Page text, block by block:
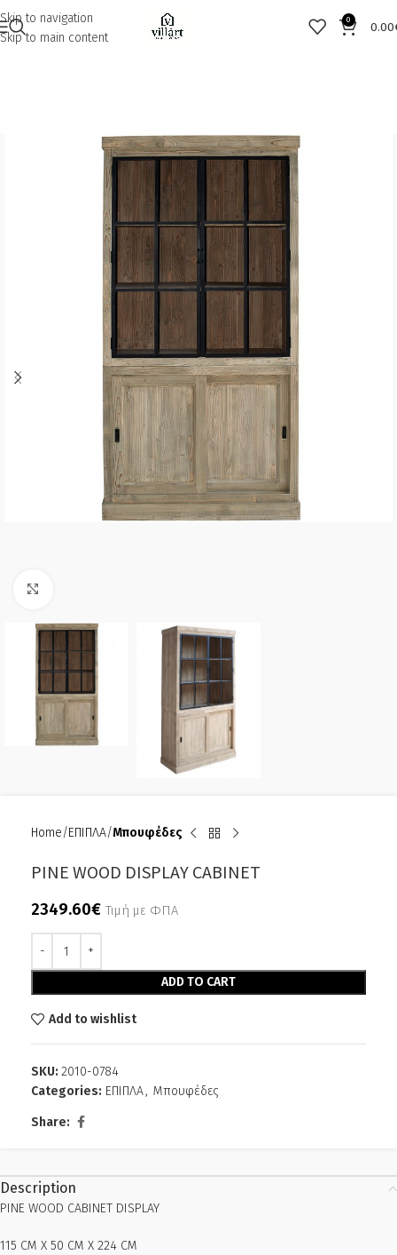
Skip to navigation
Skip to main content
0
0.00
Home ΕΠΙΠΛΑ Μπουφέδες
PINE WOOD DISPLAY CABINET
2349.60€ Τιμή με ΦΠΑ
ADD TO CART
Add to wishlist
SKU: 2010-0784
Categories: ΕΠΙΠΛΑ, Μπουφέδες
Share:
Description
PINE WOOD CABINET DISPLAY
115 CM X 50 CM X 224 CM